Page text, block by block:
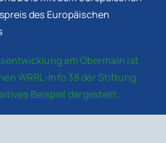
des Europäischen
am Obermain ist
WRRL-Info 38 der Stiftung
Beispiel dargestellt.